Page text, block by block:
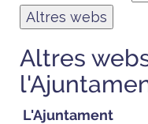
Altres webs
Altres
L'Ajuntament